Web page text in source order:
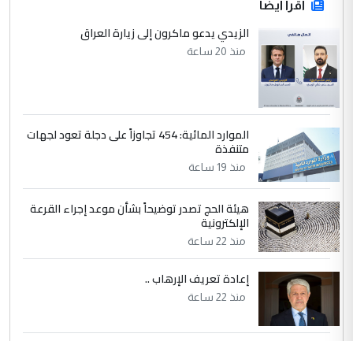
اقرأ أيضاً
الزيدي يدعو ماكرون إلى زيارة العراق
منذ 20 ساعة
الموارد المائية: 454 تجاوزاً على دجلة تعود لجهات
متنفذة
منذ 19 ساعة
هيئة الحج تصدر توضيحاً بشأن موعد إجراء القرعة
الإلكترونية
منذ 22 ساعة
إعادة تعريف الإرهاب ..
منذ 22 ساعة